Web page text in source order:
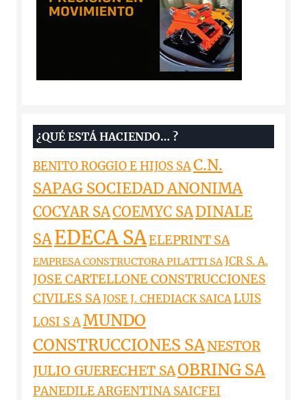
¿QUÉ ESTÁ HACIENDO… ?
BENITO ROGGIO E HIJOS SAC.N.
SAPAG SOCIEDAD ANONIMA
COCYAR SACOEMYC SADINALE
SAEDECA SAELEPRINT SA
EMPRESA CONSTRUCTORA PILATTI SAJCR S. A.
JOSE CARTELLONE CONSTRUCCIONES
CIVILES SAJOSE J. CHEDIACK SAICALUIS
LOSI S AMUNDO
CONSTRUCCIONES SANESTOR
JULIO GUERECHET SAOBRING SA
PANEDILE ARGENTINA SAICFEI